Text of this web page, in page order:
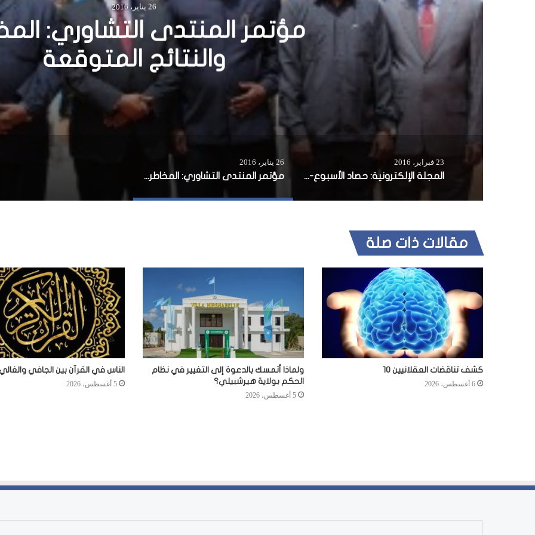
23 فبراير، 2016
المجلة الإلكترونية: حصاد
العدد 89
23 فبراير، 2016
المجلة الإلكترونية: حصاد الأسبوع- العدد 89
26 يناير، 2016
مؤتمر المنتدى التشاوري: المخاطر والنتائج المتوقعة
مقالات ذات صلة
كشف تناقضات العقلانيين 10
6 أغسطس، 2026
ولماذا أتمسك بالدعوة إلى التغيير في نظام
الحكم بولاية هيرشبيلي؟
5 أغسطس، 2026
الناس في القرآن بين الجافي
5 أغسطس، 2026